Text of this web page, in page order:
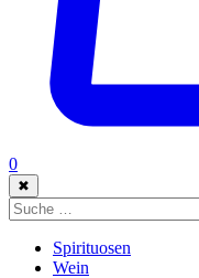
0
✖
Suche:
Spirituosen
Wein